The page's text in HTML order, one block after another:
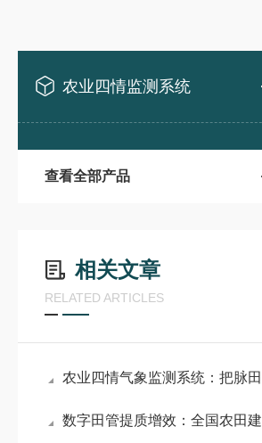
农业四情监测系统
查看全部产品
相关文章
RELATED ARTICLES
农业四情气象监测系统：把脉田间生态 以四情监测守护粮食丰产
数字田管提质增效：全国农田建设综合监测监管系统助力乡村农业振兴